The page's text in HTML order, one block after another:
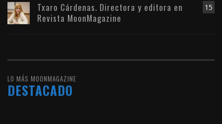
15
Txaro Cárdenas. Directora y editora en
Revista MoonMagazine
LO MÁS MOONMAGAZINE
DESTACADO